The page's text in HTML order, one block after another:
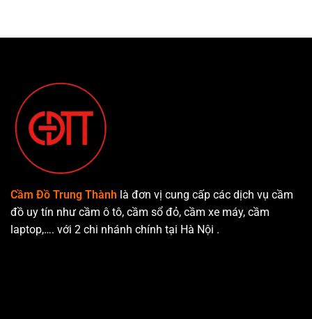
Cầm Đồ Trung Thành là đơn vị cung cấp các dịch vụ cầm
đồ uy tín như cầm ô tô, cầm sổ đỏ, cầm xe máy, cầm
laptop,…. với 2 chi nhánh chính tại Hà Nội .